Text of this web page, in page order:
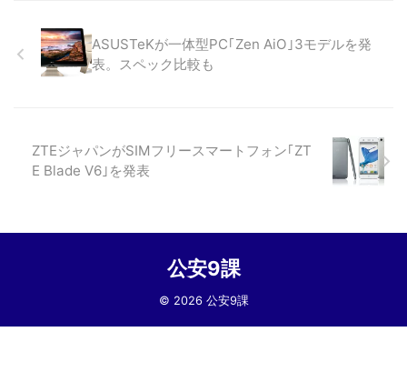
ASUSTeKが一体型PC｢Zen AiO｣3モデルを発
表。スペック比較も
ZTEジャパンがSIMフリースマートフォン｢ZT
E Blade V6｣を発表
公安9課
© 2026 公安9課